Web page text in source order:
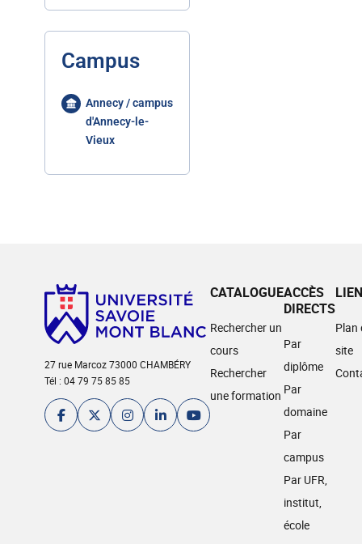
Campus
Annecy / campus
d'Annecy-le-
Vieux
27 rue Marcoz 73000 CHAMBÉRY
Tél : 04 79 75 85 85
CATALOGUE
Rechercher un
cours
Rechercher
une formation
ACCÈS
DIRECTS
Par
diplôme
Par
domaine
Par
campus
Par UFR,
institut,
école
Plan
site